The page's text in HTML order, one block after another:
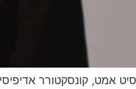
אמט, קונסקטורר